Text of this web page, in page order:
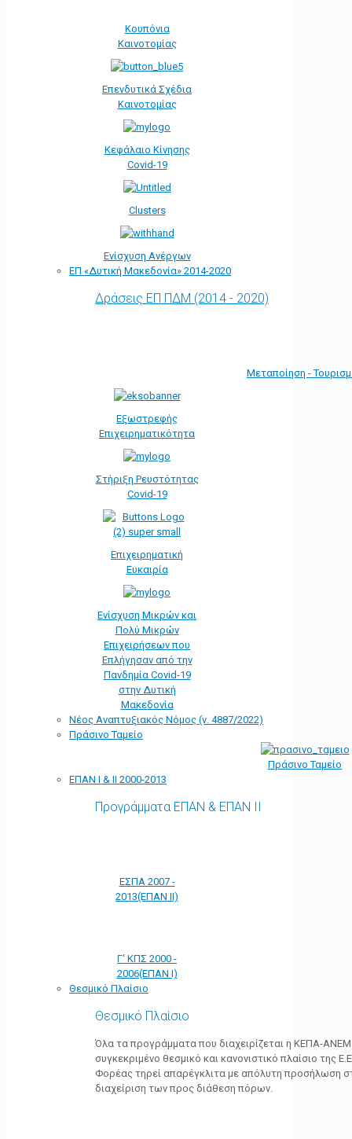
Κουπόνια
Καινοτομίας
Επενδυτικά Σχέδια
Καινοτομίας
Κεφάλαιο Κίνησης
Covid-19
Clusters
Ενίσχυση Ανέργων
ΕΠ «Δυτική Μακεδονία» 2014-2020
Δράσεις ΕΠ ΠΔΜ (2014 - 2020)
Μεταποίηση -
Εξωστρεφής
Επιχειρηματικότητα
Στήριξη Ρευστότητας
Covid-19
Επιχειρηματική
Ευκαιρία
Ενίσχυση Μικρών και
Πολύ Μικρών
Επιχειρήσεων που
Επλήγησαν από την
Πανδημία Covid-19
στην Δυτική
Μακεδονία
Νέος Αναπτυξιακός Νόμος (ν. 4887/2022)
Πράσινο Ταμείο
Πράσινο Ταμείο
ΕΠΑΝ Ι & ΙΙ 2000-2013
Προγράμματα ΕΠΑΝ & ΕΠΑΝ ΙΙ
ΕΣΠΑ 2007 -
2013(ΕΠΑΝ ΙΙ)
Γ' ΚΠΣ 2000 -
2006(ΕΠΑΝ Ι)
Θεσμικό Πλαίσιο
Θεσμικό Πλαίσιο
Όλα τα προγράμματα που διαχειρίζεται η ΚΕΠΑ-
συγκεκριμένο θεσμικό και κανονιστικό πλαίσιο της
Φορέας τηρεί απαρέγκλιτα με απόλυτη προσήλωση
διαχείριση των προς διάθεση πόρων.